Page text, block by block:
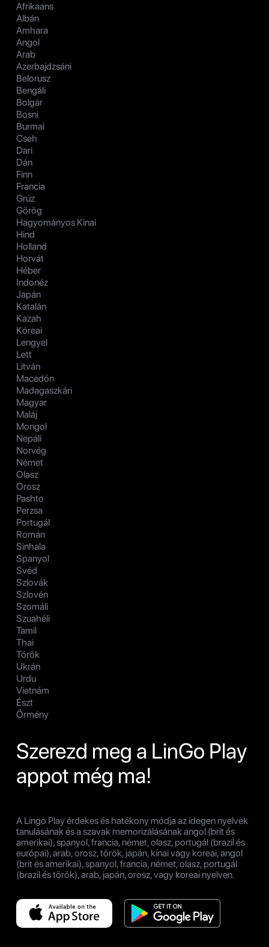
Afrikaans
Albán
Amhara
Angol
Arab
Azerbajdzsáni
Belorusz
Bengáli
Bolgár
Bosni
Burmai
Cseh
Dari
Dán
Finn
Francia
Grúz
Görög
Hagyományos Kinai
Hind
Holland
Horvát
Héber
Indonéz
Japán
Katalán
Kazah
Kóreai
Lengyel
Lett
Litván
Macedón
Madagaszkári
Magyar
Maláj
Mongol
Nepáli
Norvég
Német
Olasz
Orosz
Pashto
Perzsa
Portugál
Román
Sinhala
Spanyol
Svéd
Szlovák
Szlovén
Szomáli
Szuahéli
Tamil
Thai
Török
Ukrán
Urdu
Vietnám
Észt
Örmény
Szerezd meg a LinGo Play
appot még ma!
A Lingo Play érdekes és hatékony módja az idegen nyelvek
tanulásának és a szavak memorizálásának angol (brit és
amerikai), spanyol, francia, német, olasz, portugál (brazil és
európai), arab, orosz, török, japán, kínai vagy koreai, angol
(brit és amerikai), spanyol, francia, német, olasz, portugál
(brazil és török), arab, japán, orosz, vagy koreai nyelven.